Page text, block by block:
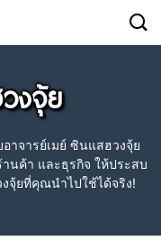
งจุ้ย
าจารย์เมย์ ซินแสฮวงจุ้ย
านค้า และธุรกิจ ให้ประสบ
จุ้ยที่คุณนำไปใช้ได้จริง!